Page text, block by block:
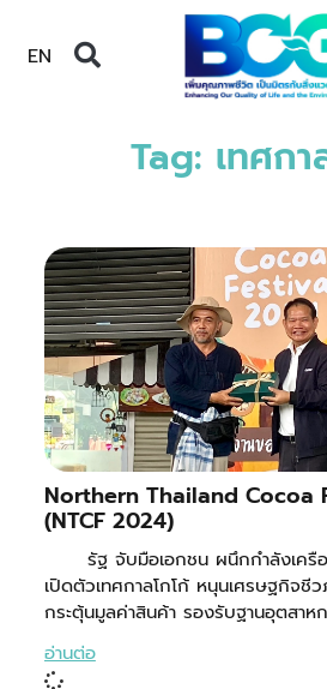
EN
Tag: เทศกา
Northern Thailand Cocoa
(NTCF 2024)
รัฐ จับมือเอกชน ผนึกกำลังเครือข่
เปิดตัวเทศกาลโกโก้ หนุนเศรษฐกิจชี
กระตุ้นมูลค่าสินค้า รองรับฐานอุตสาห
อ่านต่อ